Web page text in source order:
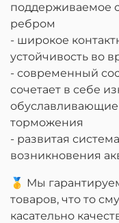
поддерживаемое
ребром
- широкое
устойчивость во
- современный
сочетает в себе
торможения
- развитая
возникновения
🥇 Мы
товаров, что то
касательно